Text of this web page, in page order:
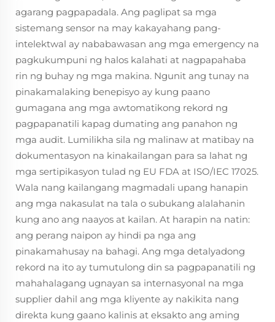
agarang pagpapadala. Ang paglipat sa mga
sistemang sensor na may kakayahang pang-
intelektwal ay nababawasan ang mga emergency na
pagkukumpuni ng halos kalahati at nagpapahaba
rin ng buhay ng mga makina. Ngunit ang tunay na
pinakamalaking benepisyo ay kung paano
gumagana ang mga awtomatikong rekord ng
pagpapanatili kapag dumating ang panahon ng
mga audit. Lumilikha sila ng malinaw at matibay na
dokumentasyon na kinakailangan para sa lahat ng
mga sertipikasyon tulad ng EU FDA at ISO/IEC 17025.
Wala nang kailangang magmadali upang hanapin
ang mga nakasulat na tala o subukang alalahanin
kung ano ang naayos at kailan. At harapin na natin:
ang perang naipon ay hindi pa nga ang
pinakamahusay na bahagi. Ang mga detalyadong
rekord na ito ay tumutulong din sa pagpapanatili ng
mahahalagang ugnayan sa internasyonal na mga
supplier dahil ang mga kliyente ay nakikita nang
direkta kung gaano kalinis at eksakto ang aming